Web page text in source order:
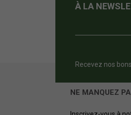
À LA
Recevez nos
NE MANQUEZ